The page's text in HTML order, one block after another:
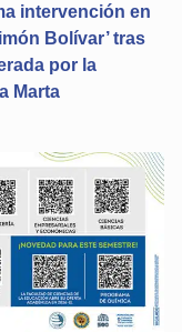
intervención en
Bolívar’ tras
por la
Marta